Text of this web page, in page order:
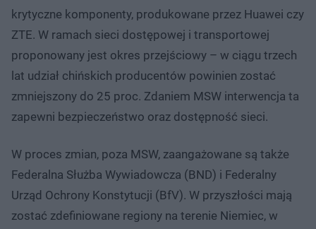
krytyczne komponenty, produkowane przez Huawei czy
ZTE. W ramach sieci dostępowej i transportowej
proponowany jest okres przejściowy – w ciągu trzech
lat udział chińskich producentów powinien zostać
zmniejszony do 25 proc. Zdaniem MSW interwencja ta
zapewni bezpieczeństwo oraz dostępność sieci.
W proces zmian, poza MSW, zaangażowane są także
Federalna Służba Wywiadowcza (BND) i Federalny
Urząd Ochrony Konstytucji (BfV). W przyszłości mają
zostać zdefiniowane regiony na terenie Niemiec, w